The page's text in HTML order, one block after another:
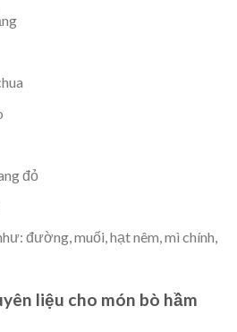
đỏ
đường, muối, hạt nêm, mì chính,
liệu cho món bò hầm